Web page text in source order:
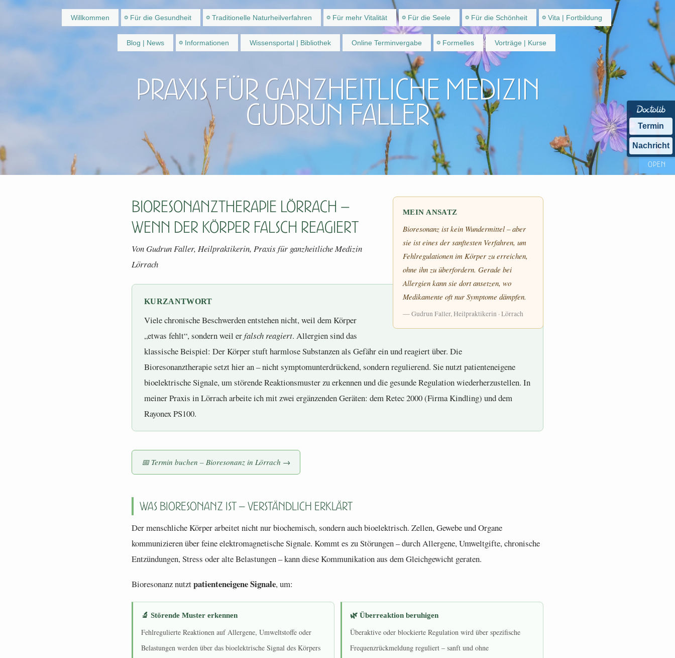
Termin
Nachricht
Willkommen Für die Gesundheit Traditionelle Naturheilverfahren Für mehr Vitalität Für die Seele Für die Schönheit Vita | Fortbildung
Blog | News Informationen Wissensportal | Bibliothek Online Terminvergabe Formelles Vorträge | Kurse
Praxis für ganzheitliche Medizin
Gudrun Faller
MEIN ANSATZ
Bioresonanz ist kein Wundermittel – aber
sie ist eines der sanftesten Verfahren, um
Fehlregulationen im Körper zu erreichen,
ohne ihn zu überfordern. Gerade bei
Allergien kann sie dort ansetzen, wo
Medikamente oft nur Symptome dämpfen.
— Gudrun Faller, Heilpraktikerin · Lörrach
Bioresonanztherapie Lörrach –
wenn der Körper falsch reagiert
Von Gudrun Faller, Heilpraktikerin, Praxis für ganzheitliche Medizin
Lörrach
KURZANTWORT
Viele chronische Beschwerden entstehen nicht, weil dem Körper
„etwas fehlt“, sondern weil erfalsch reagiert. Allergien sind das
klassische Beispiel: Der Körper stuft harmlose Substanzen als Gefähr ein und reagiert über. Die
Bioresonanztherapie setzt hier an – nicht symptomunterdrückend, sondern regulierend. Sie nutzt patienteneigene
bioelektrische Signale, um störende Reaktionsmuster zu erkennen und die gesunde Regulation wiederherzustellen. In
meiner Praxis in Lörrach arbeite ich mit zwei ergänzenden Geräten: dem Retec 2000 (Firma Kindling) und dem
Rayonex PS100.
📅 Termin buchen – Bioresonanz in Lörrach →
Was Bioresonanz ist – verständlich erklärt
Der menschliche Körper arbeitet nicht nur biochemisch, sondern auch bioelektrisch. Zellen, Gewebe und Organe
kommunizieren über feine elektromagnetische Signale. Kommt es zu Störungen – durch Allergene, Umweltgifte, chronische
Entzündungen, Stress oder alte Belastungen – kann diese Kommunikation aus dem Gleichgewicht geraten.
Bioresonanz nutztpatienteneigene Signale, um:
🔬 Störende Muster erkennen
Fehlregulierte Reaktionen auf Allergene, Umweltstoffe oder
Belastungen werden über das bioelektrische Signal des Körpers
🌿 Überreaktion beruhigen
Überaktive oder blockierte Regulation wird über spezifische
Frequenzrückmeldung reguliert – sanft und ohne